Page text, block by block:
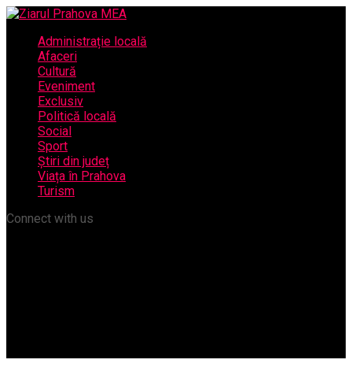
Administrație locală
Afaceri
Cultură
Eveniment
Exclusiv
Politică locală
Social
Sport
Știri din județ
Viața în Prahova
Turism
Connect with us